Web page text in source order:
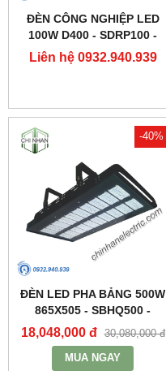
ĐÈN CÔNG NGHIỆP LED
100W D400 - SDRP100 -
DUHAL
Liên hệ 0932.940.939
-40%
ĐÈN LED PHA BẢNG 500W
865X505 - SBHQ500 -
DUHAL
18,048,000 đ 30,080,000 đ
MUA NGAY